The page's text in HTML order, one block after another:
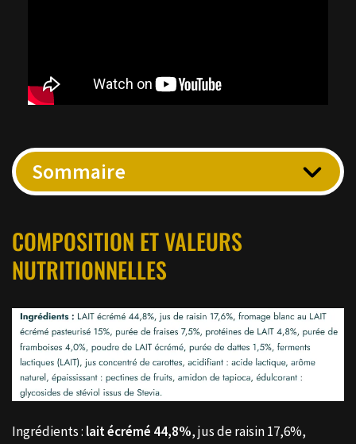
Sommaire
COMPOSITION ET VALEURS
NUTRITIONNELLES
Ingrédients : lait écrémé 44,8%, jus de raisin 17,6%,